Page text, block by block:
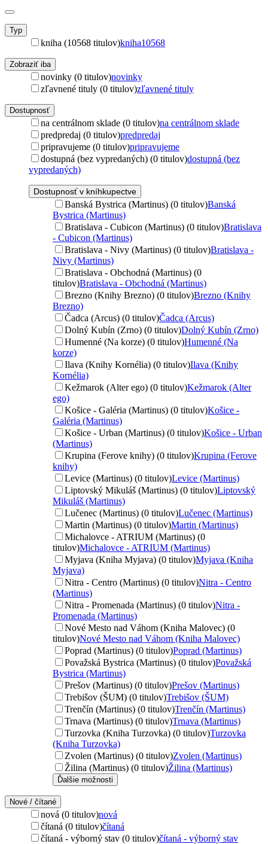
Typ
kniha (10568 titulov)kniha10568
Zobraziť iba
novinky (0 titulov)novinky
zľavnené tituly (0 titulov)zľavnené tituly
Dostupnosť
na centrálnom sklade (0 titulov)na centrálnom sklade
predpredaj (0 titulov)predpredaj
pripravujeme (0 titulov)pripravujeme
dostupná (bez vypredaných) (0 titulov)dostupná (bez
vypredaných)
Dostupnosť v kníhkupectve
Banská Bystrica (Martinus) (0 titulov)Banská
Bystrica (Martinus)
Bratislava - Cubicon (Martinus) (0 titulov)Bratislava
- Cubicon (Martinus)
Bratislava - Nivy (Martinus) (0 titulov)Bratislava -
Nivy (Martinus)
Bratislava - Obchodná (Martinus) (0
titulov)Bratislava - Obchodná (Martinus)
Brezno (Knihy Brezno) (0 titulov)Brezno (Knihy
Brezno)
Čadca (Arcus) (0 titulov)Čadca (Arcus)
Dolný Kubín (Zrno) (0 titulov)Dolný Kubín (Zrno)
Humenné (Na korze) (0 titulov)Humenné (Na
korze)
Ilava (Knihy Kornélia) (0 titulov)Ilava (Knihy
Kornélia)
Kežmarok (Alter ego) (0 titulov)Kežmarok (Alter
ego)
Košice - Galéria (Martinus) (0 titulov)Košice -
Galéria (Martinus)
Košice - Urban (Martinus) (0 titulov)Košice - Urban
(Martinus)
Krupina (Ferove knihy) (0 titulov)Krupina (Ferove
knihy)
Levice (Martinus) (0 titulov)Levice (Martinus)
Liptovský Mikuláš (Martinus) (0 titulov)Liptovský
Mikuláš (Martinus)
Lučenec (Martinus) (0 titulov)Lučenec (Martinus)
Martin (Martinus) (0 titulov)Martin (Martinus)
Michalovce - ATRIUM (Martinus) (0
titulov)Michalovce - ATRIUM (Martinus)
Myjava (Kniha Myjava) (0 titulov)Myjava (Kniha
Myjava)
Nitra - Centro (Martinus) (0 titulov)Nitra - Centro
(Martinus)
Nitra - Promenada (Martinus) (0 titulov)Nitra -
Promenada (Martinus)
Nové Mesto nad Váhom (Kniha Malovec) (0
titulov)Nové Mesto nad Váhom (Kniha Malovec)
Poprad (Martinus) (0 titulov)Poprad (Martinus)
Považská Bystrica (Martinus) (0 titulov)Považská
Bystrica (Martinus)
Prešov (Martinus) (0 titulov)Prešov (Martinus)
Trebišov (ŠUM) (0 titulov)Trebišov (ŠUM)
Trenčín (Martinus) (0 titulov)Trenčín (Martinus)
Trnava (Martinus) (0 titulov)Trnava (Martinus)
Turzovka (Kniha Turzovka) (0 titulov)Turzovka
(Kniha Turzovka)
Zvolen (Martinus) (0 titulov)Zvolen (Martinus)
Žilina (Martinus) (0 titulov)Žilina (Martinus)
Ďalšie možnosti
Nové / čítané
nová (0 titulov)nová
čítaná (0 titulov)čítaná
čítaná - výborný stav (0 titulov)čítaná - výborný stav